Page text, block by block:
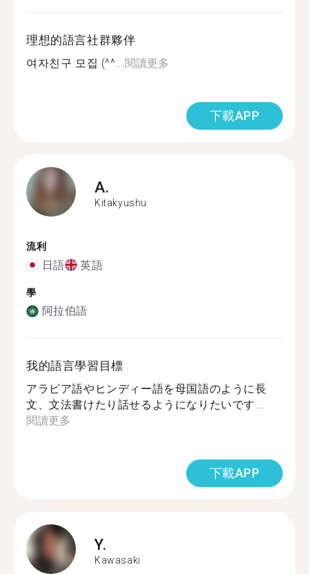
理想的語言社群夥伴
여자친구 모집 (^^...閱讀更多
下載APP
A.
Kitakyushu
流利
日語 英語
學
阿拉伯語
我的語言學習目標
アラビア語やヒンディー語を母国語のように長
文、文法書けたり話せるようになりたいです...
閱讀更多
下載APP
Y.
Kawasaki